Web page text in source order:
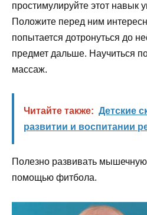
простимулируйте этот навык
Положите перед ним
попытается дотронуться до
предмет дальше. Научиться
массаж.
Читайте также: Детские
развитии и воспитании
Полезно развивать мышечную
помощью фитбола.